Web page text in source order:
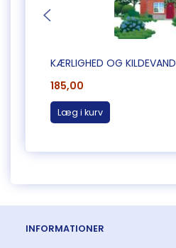
KÆRLIGHED OG KILDEVAND
185,00
Læg i kurv
INFORMATIONER